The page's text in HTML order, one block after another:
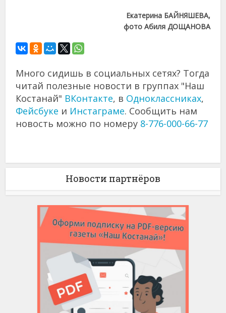
Екатерина БАЙНЯШЕВА,
фото Абиля ДОЩАНОВА
Много сидишь в социальных сетях? Тогда
читай полезные новости в группах "Наш
Костанай" ВКонтакте, в Одноклассниках,
Фейсбуке и Инстаграме. Сообщить нам
новость можно по номеру 8-776-000-66-77
Новости партнёров